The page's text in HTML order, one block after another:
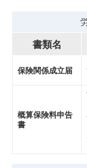
書類名
保険関係成立届
概算保険料申告
書